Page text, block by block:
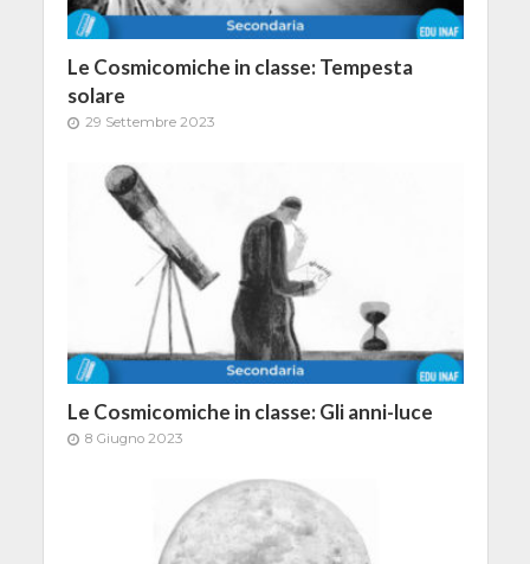
Le Cosmicomiche in classe: Tempesta
solare
29 Settembre 2023
Le Cosmicomiche in classe: Gli anni-luce
8 Giugno 2023